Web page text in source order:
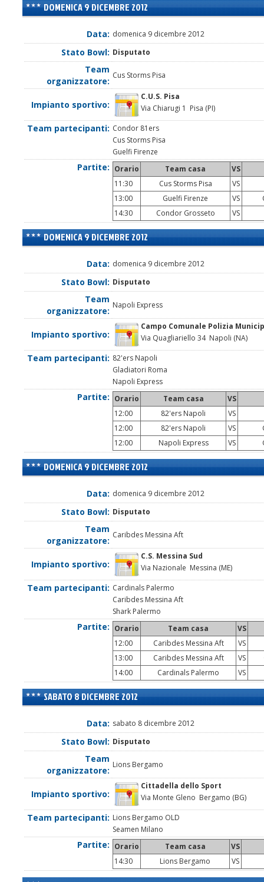
DOMENICA 9 DICEMBRE 2012
Data: domenica 9 dicembre 2012
Stato Bowl: Disputato
Team
organizzatore:
Cus Storms Pisa
Impianto sportivo:
C.U.S. Pisa
Via Chiarugi 1 Pisa (PI)
Team partecipanti: Condor 81ers
Cus Storms Pisa
Guelfi Firenze
Partite: Orario Team casa
VS
11:30
Cus Storms Pisa
VS
13:00
Guelfi Firenze VS
14:30
Condor Grosseto VS
DOMENICA 9 DICEMBRE 2012
Data: domenica 9 dicembre 2012
Stato Bowl: Disputato
Team
organizzatore:
Napoli Express
Impianto sportivo:
Campo Comunale Polizia
Via Quagliariello 34 Napoli (NA)
Team partecipanti: 82'ers Napoli
Gladiatori Roma
Napoli Express
Partite: Orario Team casa
VS
12:00
82'ers Napoli VS
12:00
82'ers Napoli VS
12:00
Napoli Express VS
DOMENICA 9 DICEMBRE 2012
Data: domenica 9 dicembre 2012
Stato Bowl: Disputato
Team
organizzatore:
Caribdes Messina Aft
Impianto sportivo:
C.S. Messina Sud
Via Nazionale Messina (ME)
Team partecipanti: Cardinals Palermo
Caribdes Messina Aft
Shark Palermo
Partite: Orario Team casa
VS
12:00
Caribdes Messina Aft
VS
13:00
Caribdes Messina Aft VS
14:00
Cardinals Palermo VS
SABATO 8 DICEMBRE 2012
Data: sabato 8 dicembre 2012
Stato Bowl: Disputato
Team
organizzatore:
Lions Bergamo
Impianto sportivo:
Cittadella dello Sport
Via Monte Gleno Bergamo (BG)
Team partecipanti: Lions Bergamo OLD
Seamen Milano
Partite: Orario Team casa
VS
14:30
Lions Bergamo VS